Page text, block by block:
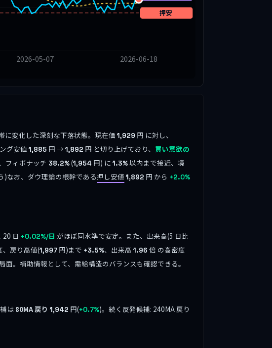
2026-05-07 2026-06-18
押安
に変化した深刻な下落状態。現在価1,929 円 に対し、
グ安値1,885 円 →1,892 円 と切り上げており、 買い意欲の
フィボナッチ 38.2%(1,954 円) に1.3%以内まで接近、境
)なお、ダウ理論の根幹である押し安値 1,892 円 から +2.0%
20 日 +0.02%/日 がほぼ同水準で安定。また、出来高(5 日比
、戻り高値(1,997 円)まで +3.5%、出来高1.96 倍 の高密度
。補助情報として、需給構造のバランスも確認できる。
は 80MA 戻り 1,942 円(+0.7%)。続く反発候補: 240MA 戻り